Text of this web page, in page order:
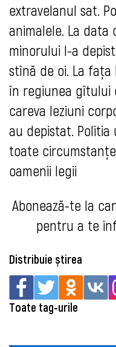
extravelanul sat.
animalele. La data
minorului l-a
stînă de oi. La
în regiunea gîtului
careva leziuni
au depistat. Politia
toate
oamenii legii
Abonează-te la
pentru a te
Distribuie știrea
Toate tag-urile